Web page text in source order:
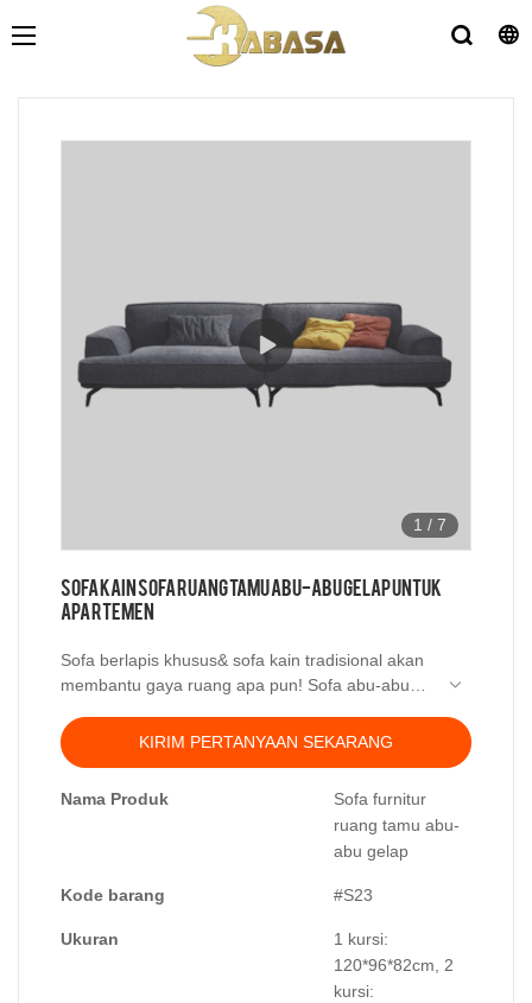
1 / 7
Sofa Kain Sofa Ruang Tamu Abu-abu Gelap untuk
Apartemen
Sofa berlapis khusus& sofa kain tradisional akan
membantu gaya ruang apa pun! Sofa abu-abu
dalam berbagai warna, bahan penutup dan
beberapa ukuran sesuai dengan ruang yang
OEM untuk distributor dan importir dengan harga
KIRIM PERTANYAAN SEKARANG
Nama Produk
Sofa furnitur
ruang tamu abu-
abu gelap
Kode barang #S23
Ukuran
1 kursi:
120*96*82cm, 2
kursi: